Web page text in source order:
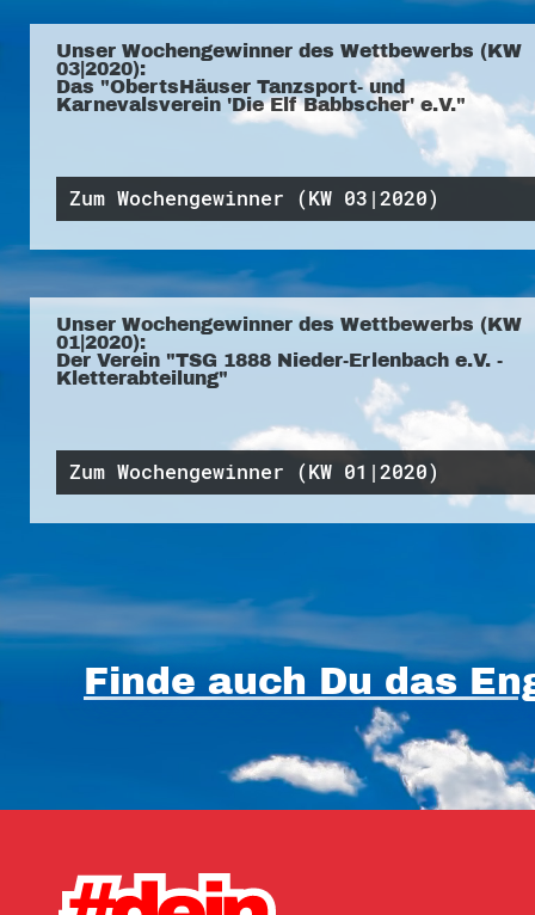
Unser Wochengewinner des Wettbewerbs (KW
03|2020):
Das "ObertsHäuser Tanzsport- und
Karnevalsverein 'Die Elf Babbscher' e.V."
Zum Wochengewinner (KW 03|2020)
Unser Wochengewinner des Wettbewerbs (KW
01|2020):
Der Verein "TSG 1888 Nieder-Erlenbach e.V. -
Kletterabteilung"
Zum Wochengewinner (KW 01|2020)
Finde auch Du das